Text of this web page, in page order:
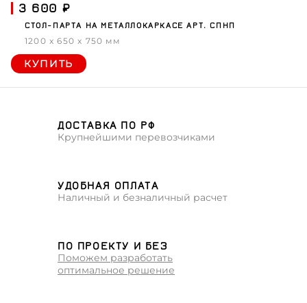
3 600 ₽
СТОЛ-ПАРТА НА МЕТАЛЛОКАРКАСЕ АРТ. СПНП
1200 x 650 x 750 мм
КУПИТЬ
ДОСТАВКА ПО РФ
Крупнейшими перевозчиками
УДОБНАЯ ОПЛАТА
Наличный и безналичный расчет
ПО ПРОЕКТУ И БЕЗ
Поможем разработать
оптимальное решение